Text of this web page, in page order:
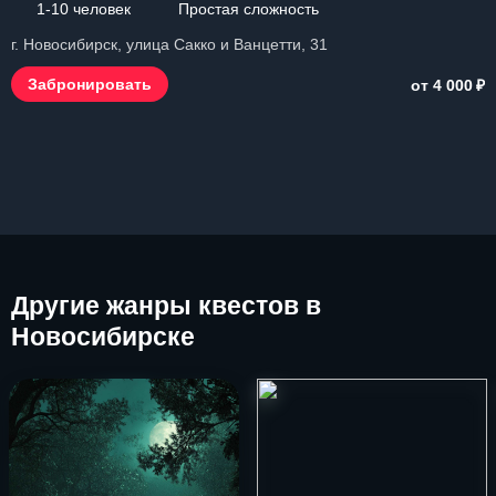
1-10 человек
Простая сложность
г. Новосибирск, улица Сакко и Ванцетти, 31
Забронировать от 4 000₽
Другие жанры квестов в
Новосибирске